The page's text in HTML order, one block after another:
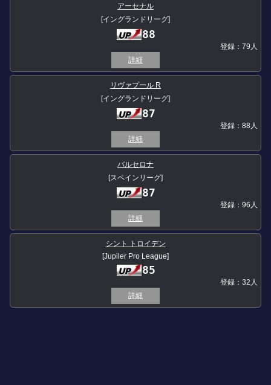
アーセナル
[イングランドリーグ]
88
登録：79人
詳細
リヴァプール R
[イングランドリーグ]
87
登録：88人
詳細
バルセロナ
[スペインリーグ]
87
登録：96人
詳細
シント トロイデン
[Jupiler Pro League]
85
登録：32人
詳細